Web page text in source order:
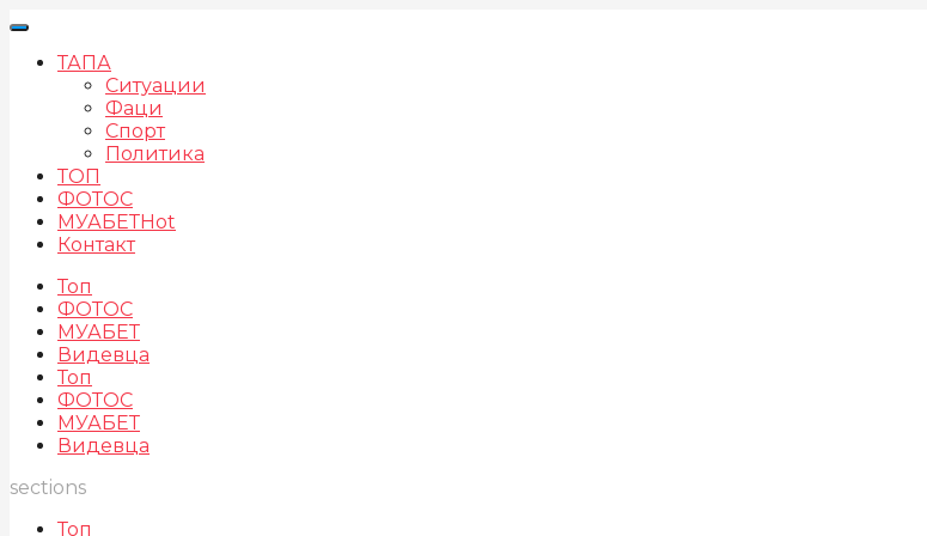
ТАПА
Ситуации
Фаци
Спорт
Политика
ТОП
ФОТОС
МУАБЕТHot
Контакт
Топ
ФОТОС
МУАБЕТ
Видевца
Топ
ФОТОС
МУАБЕТ
Видевца
sections
Топ